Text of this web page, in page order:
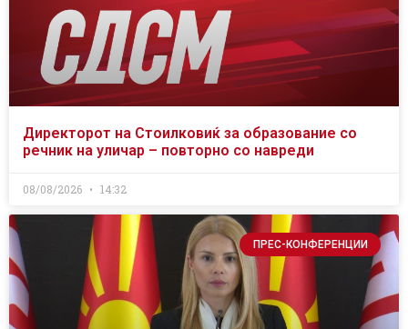
Директорот на Стоилковиќ за образование со
речник на уличар – повторно со навреди
08/08/2026 14:32
ПРЕС-КОНФЕРЕНЦИИ